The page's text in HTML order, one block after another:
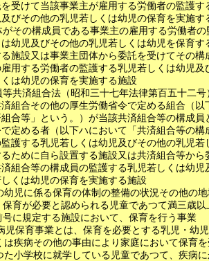
受けて当該事業主が雇用する労働者の監護す
びその他の乳児若しくは幼児の保育を実施す
がその構成員である事業主の雇用する労働者の
幼児及びその他の乳児若しくは幼児を保育す
施設又は事業主団体から委託を受けてその構
用する労働者の監護する乳児若しくは幼児及
は幼児の保育を実施する施設
等共済組合法（昭和三十七年法律第百五十二号
組合その他の厚生労働省令で定める組合（以
合等」という。）が当該共済組合等の構成員
定める者（以下ハにおいて「共済組合等の構
護する乳児若しくは幼児及びその他の乳児若
ために自ら設置する施設又は共済組合等から
組合等の構成員の監護する乳児若しくは幼児
くは幼児の保育を実施する施設
幼児に係る保育の体制の整備の状況その他の
育が必要と認められる児童であつて満三歳以
に規定する施設において、保育を行う事業
児保育事業とは、保育を必要とする乳児・幼
は疾病その他の事由により家庭において保育
た小学校に就学している児童であつて、疾病